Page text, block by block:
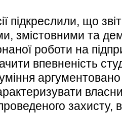
підкреслили, що
змістовними та
роботи на
впевненість
захисту,